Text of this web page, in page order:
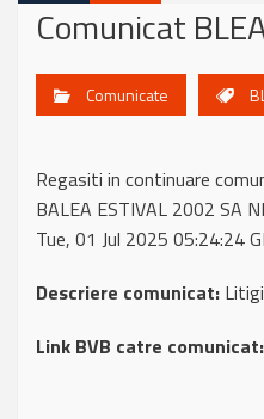
Comunicat
Comunicate
Regasiti in continuare
BALEA ESTIVAL 2002 SA
Tue, 01 Jul 2025 05:24:24
Descriere comunicat:
Link BVB catre comunicat: